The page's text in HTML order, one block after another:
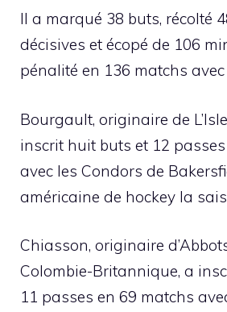
Il a marqué 38 buts, récolté
décisives et écopé de 106
pénalité en 136 matchs avec
Bourgault, originaire de
inscrit huit buts et 12
avec les Condors de
américaine de hockey la
Chiasson, originaire
Colombie-Britannique, a
11 passes en 69 matchs